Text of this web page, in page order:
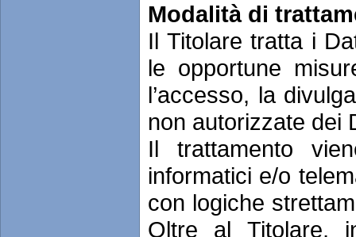
Modalità di
Il Titolare tratta i
le opportune
l’accesso, la
non autorizzate dei
Il trattamento
informatici e/o
con logiche
Oltre al Titolare,